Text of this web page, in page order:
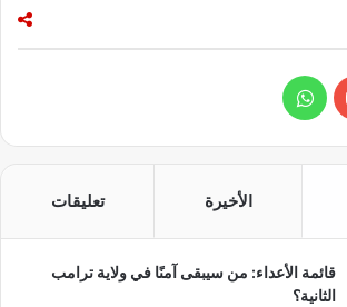
Y
T
ا
ا
الأخيرة تعليقات
قائمة الأعداء: من سيبقى آمنًا في ولاية ترامب
الثانية؟